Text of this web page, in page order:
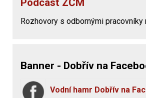
Rozhovory s odbornými pracovníky
Banner - Dobřív na
Vodní hamr Dobřív na